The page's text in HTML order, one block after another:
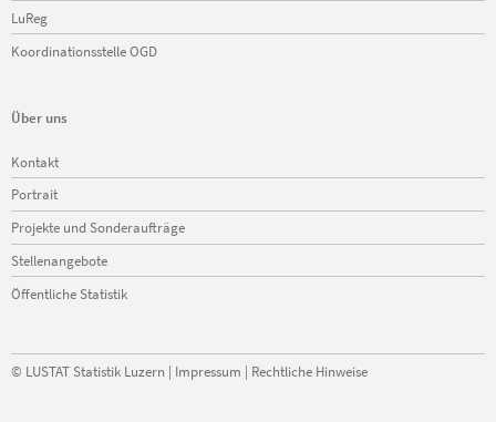
LuReg
Koordinationsstelle OGD
Über uns
Navigation
überspringen
Kontakt
Portrait
Projekte und Sonderaufträge
Stellenangebote
Öffentliche Statistik
© LUSTAT Statistik Luzern | Impressum | Rechtliche Hinweise